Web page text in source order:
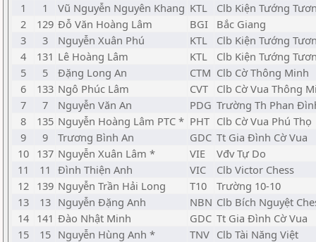
1
1 Vũ Nguyễn Nguyên Khang KTL
Clb Kiện Tướng
2
129 Đỗ Văn Hoàng Lâm BGI
Bắc Giang
3
3 Nguyễn Xuân Phú KTL
Clb Kiện Tướng
4
131 Lê Hoàng Lâm KTL
Clb Kiện Tướng
5
5 Đặng Long An CTM Clb Cờ Thông Minh
6
133 Ngô Phúc Lâm CVT
Clb Cờ Vua Thông
7
7 Nguyễn Văn An PDG Trường Th Phan
8
135 Nguyễn Hoàng Lâm PTC * PHT Clb Cờ Vua Phú Thọ
9
9 Trương Bình An GDC Tt Gia Đình Cờ Vua
10 137 Nguyễn Xuân Lâm * VIE
Vđv Tự Do
11
11 Đình Thiện Anh VIC
Clb Victor Chess
12 139 Nguyễn Trần Hải Long T10
Trường 10-10
13
13 Nguyễn Đặng Anh NBN Clb Bích Nguyệt
14 141 Đào Nhật Minh GDC Tt Gia Đình Cờ Vua
15
15 Nguyễn Hùng Anh * TNV Clb Tài Năng Việt